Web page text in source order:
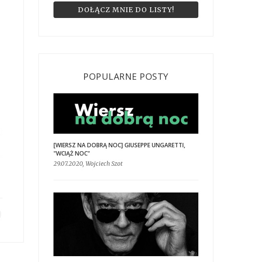
POPULARNE POSTY
[WIERSZ NA DOBRĄ NOC] GIUSEPPE UNGARETTI,
"WCIĄŻ NOC"
29.07.2020, Wojciech Szot